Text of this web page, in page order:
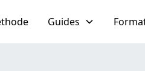
Guides